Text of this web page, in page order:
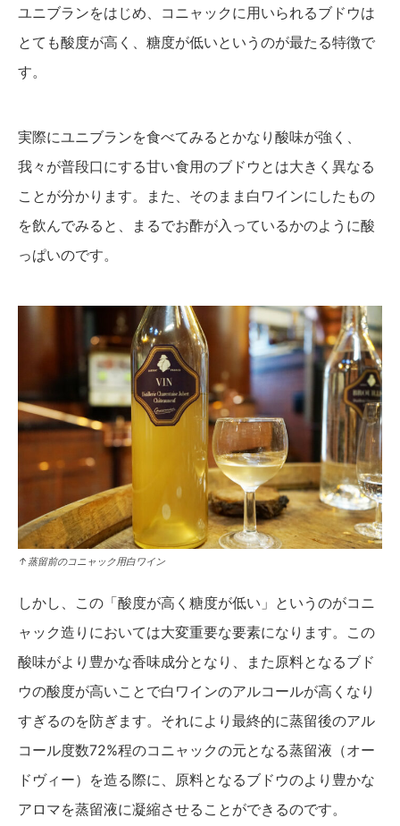
ユニブランをはじめ、コニャックに用いられるブドウは
とても酸度が高く、糖度が低いというのが最たる特徴で
す。
実際にユニブランを食べてみるとかなり酸味が強く、
我々が普段口にする甘い食用のブドウとは大きく異なる
ことが分かります。また、そのまま白ワインにしたもの
を飲んでみると、まるでお酢が入っているかのように酸
っぱいのです。
↑蒸留前のコニャック用白ワイン
しかし、この「酸度が高く糖度が低い」というのがコニ
ャック造りにおいては大変重要な要素になります。この
酸味がより豊かな香味成分となり、また原料となるブド
ウの酸度が高いことで白ワインのアルコールが高くなり
すぎるのを防ぎます。それにより最終的に蒸留後のアル
コール度数72%程のコニャックの元となる蒸留液（オー
ドヴィー）を造る際に、原料となるブドウのより豊かな
アロマを蒸留液に凝縮させることができるのです。